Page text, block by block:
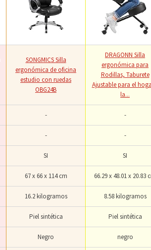
SONGMICS Silla
ergonómica de oficina
estudio con ruedas
OBG24B
DRAGONN Silla
ergonómica para
Rodillas, Taburete
Ajustable para el
la...
- -
- -
SI SI
67 x 66 x 114 cm 66.29 x 48.01 x 20.83
16.2 kilogramos 8.58 kilogramos
Piel sintética Piel sintética
Negro negro